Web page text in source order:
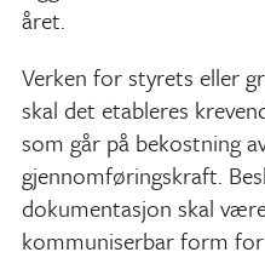
året.
Verken for styrets eller
skal det etableres
som går på bekostning
gjennomføringskraft.
dokumentasjon skal
kommuniserbar form